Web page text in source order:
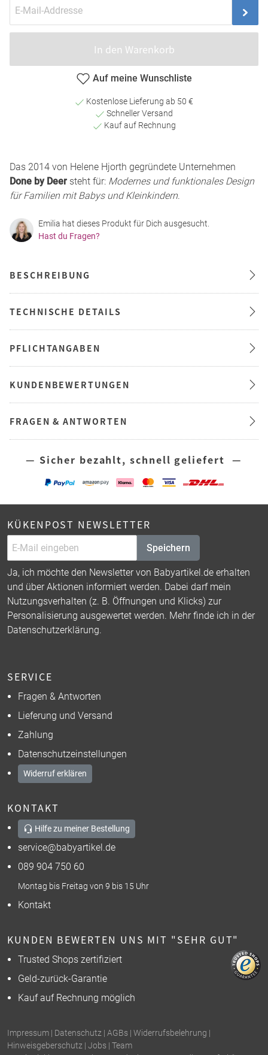
In den Warenkorb
Auf meine Wunschliste
Kostenlose Lieferung ab 50 €
Schneller Versand
Kauf auf Rechnung
Das 2014 von Helene Hjorth gegründete Unternehmen
Done by Deer steht für: Modernes und funktionales Design
für Familien mit Babys und Kleinkindern.
Emilia hat dieses Produkt für Dich ausgesucht.
Hast du Fragen?
BESCHREIBUNG
TECHNISCHE DETAILS
PFLICHTANGABEN
KUNDENBEWERTUNGEN
FRAGEN & ANTWORTEN
— Sicher bezahlt, schnell geliefert —
KÜKENPOST NEWSLETTER
Speichern
Ja, ich möchte den Newsletter von Babyartikel.de erhalten
und über Aktionen informiert werden. Dabei darf mein
Nutzungsverhalten (z. B. Öffnungen und Klicks) zur
Personalisierung ausgewertet werden. Mehr finde ich in der
Datenschutzerklärung.
SERVICE
Fragen & Antworten
Lieferung und Versand
Zahlung
Datenschutzeinstellungen
Widerruf erklären
KONTAKT
Hilfe zu meiner Bestellung
service@babyartikel.de
089 904 750 60
Montag bis Freitag von 9 bis 15 Uhr
Kontakt
KUNDEN BEWERTEN UNS MIT "SEHR GUT"
Trusted Shops zertifiziert
Geld-zurück-Garantie
Kauf auf Rechnung möglich
Impressum | Datenschutz | AGBs | Widerrufsbelehrung |
Hinweisgeberschutz | Jobs | Team